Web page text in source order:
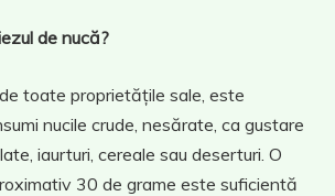
de nucă?
toate proprietățile sale, este
nucile crude, nesărate, ca gustare
iaurturi, cereale sau deserturi. O
30 de grame este suficientă